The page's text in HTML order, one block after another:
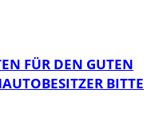
FÜR DEN GUTEN
BITTE